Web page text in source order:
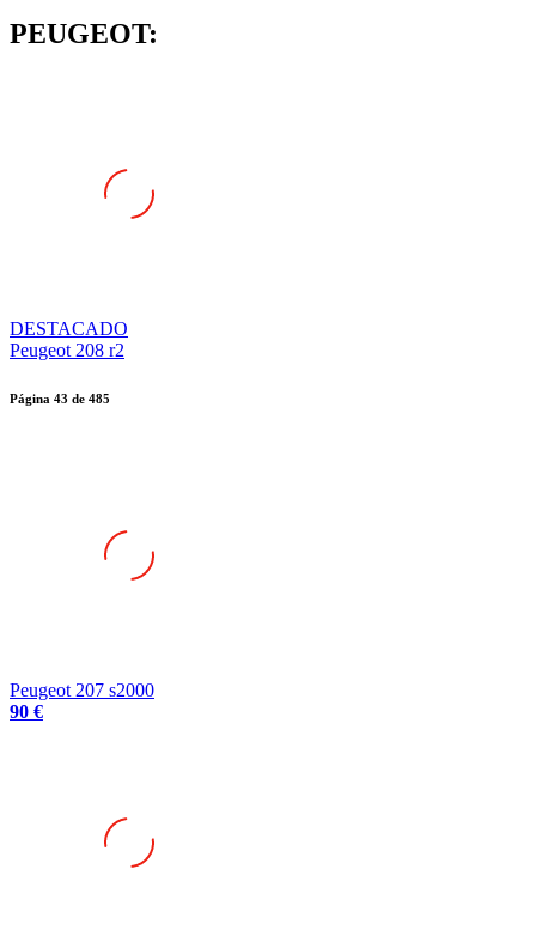
PEUGEOT:
DESTACADO
Peugeot 208 r2
Página 43 de 485
Peugeot 207 s2000
90 €